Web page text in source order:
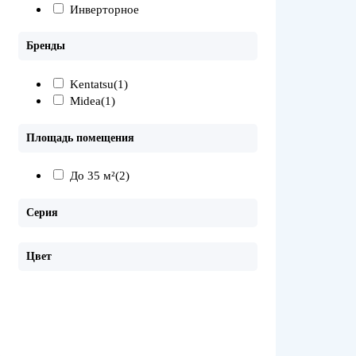
Инверторное
Бренды
Kentatsu(1)
Midea(1)
Площадь помещения
До 35 м²(2)
Серия
Цвет